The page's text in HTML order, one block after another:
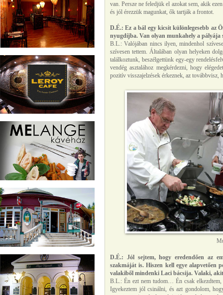
van. Persze ne feledjük el azokat sem, akik
és jól érezzük magunkat, ők tartják a frontot.
D.É.: Ez a bál egy kicsit különlegesebb az
nyugdíjba. Van olyan munkahely a pályája
B.L.: Valójában nincs ilyen, mindenhol
szívesen tettem. Általában olyan helyeken
találkoztunk, beszélgettünk egy-egy
vendég asztalához megkérdezni, hogy
pozitív visszajelzések érkeznek, az továbbvisz,
D.É.: Jól sejtem, hogy eredendően az
szakmáját is. Hiszen kell egye alapvetően
valakiből mindenki Laci bácsija. Valaki,
B.L.: Én ezt nem tudom… Én csak
Igyekeztem jól csinálni, és azt gondolom,